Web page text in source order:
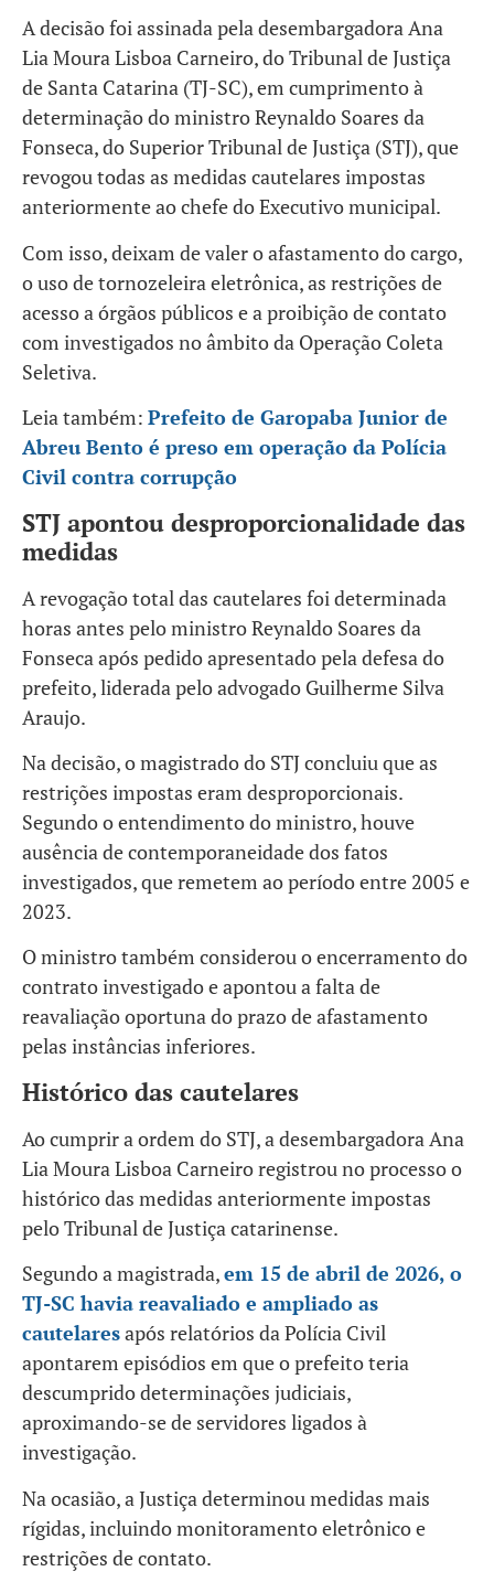
A decisão foi assinada pela desembargadora Ana
Lia Moura Lisboa Carneiro, do Tribunal de Justiça
de Santa Catarina (TJ-SC), em cumprimento à
determinação do ministro Reynaldo Soares da
Fonseca, do Superior Tribunal de Justiça (STJ), que
revogou todas as medidas cautelares impostas
anteriormente ao chefe do Executivo municipal.
Com isso, deixam de valer o afastamento do cargo,
o uso de tornozeleira eletrônica, as restrições de
acesso a órgãos públicos e a proibição de contato
com investigados no âmbito da Operação Coleta
Seletiva.
Leia também: Prefeito de Garopaba Junior de
Abreu Bento é preso em operação da Polícia
Civil contra corrupção
STJ apontou desproporcionalidade das
medidas
A revogação total das cautelares foi determinada
horas antes pelo ministro Reynaldo Soares da
Fonseca após pedido apresentado pela defesa do
prefeito, liderada pelo advogado Guilherme Silva
Araujo.
Na decisão, o magistrado do STJ concluiu que as
restrições impostas eram desproporcionais.
Segundo o entendimento do ministro, houve
ausência de contemporaneidade dos fatos
investigados, que remetem ao período entre 2005 e
2023.
O ministro também considerou o encerramento do
contrato investigado e apontou a falta de
reavaliação oportuna do prazo de afastamento
pelas instâncias inferiores.
Histórico das cautelares
Ao cumprir a ordem do STJ, a desembargadora Ana
Lia Moura Lisboa Carneiro registrou no processo o
histórico das medidas anteriormente impostas
pelo Tribunal de Justiça catarinense.
Segundo a magistrada,em 15 de abril de 2026, o
TJ-SC havia reavaliado e ampliado as
cautelaresapós relatórios da Polícia Civil
apontarem episódios em que o prefeito teria
descumprido determinações judiciais,
aproximando-se de servidores ligados à
investigação.
Na ocasião, a Justiça determinou medidas mais
rígidas, incluindo monitoramento eletrônico e
restrições de contato.